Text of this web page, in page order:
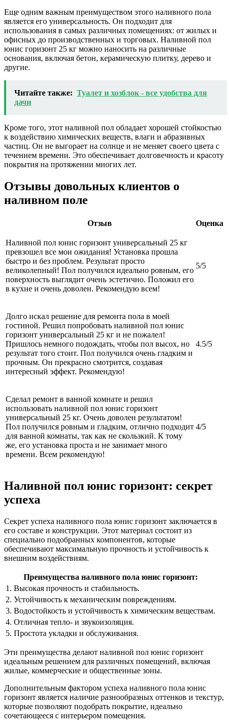
Еще одним важным преимуществом этого наливного пола
является его универсальность. Он подходит для
использования в самых различных помещениях: от жилых и
офисных до производственных и торговых. Наливной пол
юнис горизонт 25 кг можно наносить на различные
основания, включая бетон, керамическую плитку, дерево и
другие.
Читайте также: Туалет и хозблок - все удобства для
дачи
Кроме того, этот наливной пол обладает хорошей стойкостью
к воздействию химических веществ, влаги и абразивных
частиц. Он не выгорает на солнце и не меняет своего цвета с
течением времени. Это обеспечивает долговечность и красоту
покрытия на протяжении многих лет.
Отзывы довольных клиентов о
наливном поле
Отзыв Оценка
Наливной пол юнис горизонт универсальный 25 кг
превзошел все мои ожидания! Установка прошла
быстро и без проблем. Результат просто
великолепный! Пол получился идеально ровным, его
поверхность выглядит очень эстетично. Положил его
в кухне и очень доволен. Рекомендую всем!
5/5
Долго искал решение для ремонта пола в моей
гостиной. Решил попробовать наливной пол юнис
горизонт универсальный 25 кг и не пожалел!
Пришлось немного подождать, чтобы пол высох, но
результат того стоит. Пол получился очень гладким и
прочным. Он прекрасно смотрится, создавая
интересный эффект. Рекомендую!
4.5/5
Сделал ремонт в ванной комнате и решил
использовать наливной пол юнис горизонт
универсальный 25 кг. Очень доволен результатом!
Пол получился ровным и гладким, отлично подходит
для ванной комнаты, так как не скользкий. К тому
же, его установка проста и не занимает много
времени. Всем рекомендую!
4/5
Наливной пол юнис горизонт: секрет
успеха
Секрет успеха наливного пола юнис горизонт заключается в
его составе и конструкции. Этот материал состоит из
специально подобранных компонентов, которые
обеспечивают максимальную прочность и устойчивость к
внешним воздействиям.
Преимущества наливного пола юнис горизонт:
1. Высокая прочность и стабильность.
2. Устойчивость к механическим повреждениям.
3. Водостойкость и устойчивость к химическим веществам.
4. Отличная тепло- и звукоизоляция.
5. Простота укладки и обслуживания.
Эти преимущества делают наливной пол юнис горизонт
идеальным решением для различных помещений, включая
жилые, коммерческие и общественные зоны.
Дополнительным фактором успеха наливного пола юнис
горизонт является наличие разнообразных оттенков и текстур,
которые позволяют подобрать покрытие, идеально
сочетающееся с интерьером помещения.